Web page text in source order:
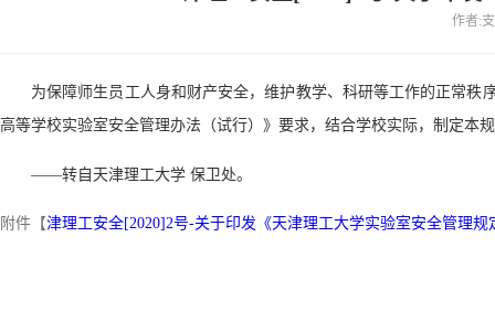
作者:
为保障师生员工人身和财产安全，维护教学、科研等工作的正常
高等学校实验室安全管理办法（试行）》要求，结合学校实际，制定本
——转自天津理工大学 保卫处。
附件【津理工安全[2020]2号-关于印发《天津理工大学实验室安全管理规